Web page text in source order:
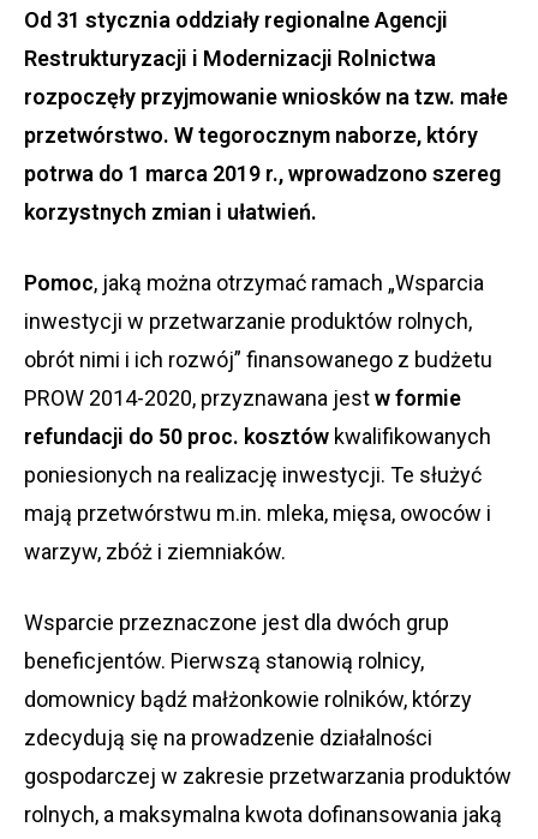
Od 31 stycznia oddziały regionalne Agencji
Restrukturyzacji i Modernizacji Rolnictwa
rozpoczęły przyjmowanie wniosków na tzw. małe
przetwórstwo. W tegorocznym naborze, który
potrwa do 1 marca 2019 r., wprowadzono szereg
korzystnych zmian i ułatwień.
Pomoc, jaką można otrzymać ramach „Wsparcia
inwestycji w przetwarzanie produktów rolnych,
obrót nimi i ich rozwój” finansowanego z budżetu
PROW 2014-2020, przyznawana jestw formie
refundacji do 50 proc. kosztów kwalifikowanych
poniesionych na realizację inwestycji. Te służyć
mają przetwórstwu m.in. mleka, mięsa, owoców i
warzyw, zbóż i ziemniaków.
Wsparcie przeznaczone jest dla dwóch grup
beneficjentów. Pierwszą stanowią rolnicy,
domownicy bądź małżonkowie rolników, którzy
zdecydują się na prowadzenie działalności
gospodarczej w zakresie przetwarzania produktów
rolnych, a maksymalna kwota dofinansowania jaką